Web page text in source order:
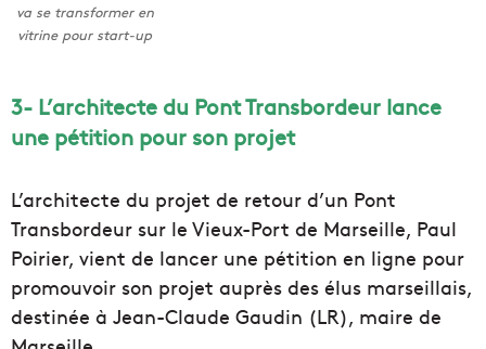
va se transformer en
vitrine pour start-up
3- L’architecte du Pont Transbordeur lance
une pétition pour son projet
L’architecte du projet de retour d’un Pont
Transbordeur sur le Vieux-Port de Marseille, Paul
Poirier, vient de lancer une pétition en ligne pour
promouvoir son projet auprès des élus marseillais,
destinée à Jean-Claude Gaudin (LR), maire de